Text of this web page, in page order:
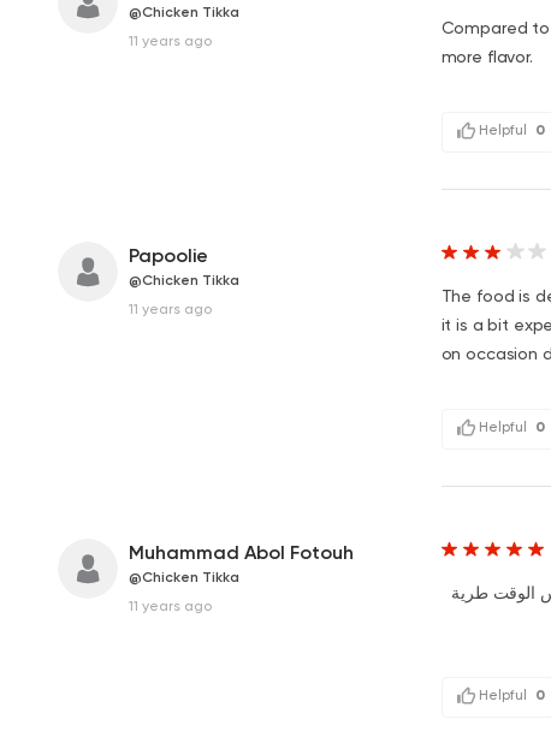
@Chicken Tikka
11 years ago
Compared
more flavor.
Helpful 0
Papoolie
@Chicken Tikka
11 years ago
The food is
it is a bit
on occasion
Helpful 0
Muhammad Abol Fotouh
@Chicken Tikka
11 years ago
الوقت طرية
Helpful 0